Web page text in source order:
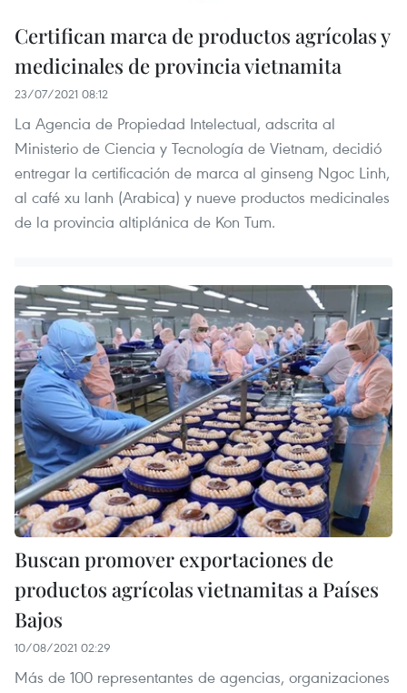
Certifican marca de productos agrícolas y
medicinales de provincia vietnamita
23/07/2021 08:12
La Agencia de Propiedad Intelectual, adscrita al
Ministerio de Ciencia y Tecnología de Vietnam, decidió
entregar la certificación de marca al ginseng Ngoc Linh,
al café xu lanh (Arabica) y nueve productos medicinales
de la provincia altiplánica de Kon Tum.
Buscan promover exportaciones de
productos agrícolas vietnamitas a Países
Bajos
10/08/2021 02:29
Más de 100 representantes de agencias, organizaciones